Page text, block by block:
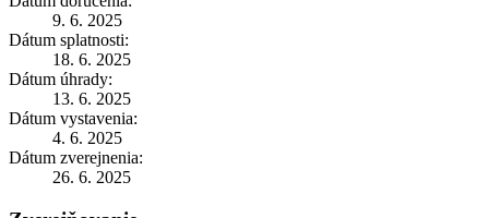
9. 6. 2025
Dátum splatnosti:
18. 6. 2025
Dátum úhrady:
13. 6. 2025
Dátum vystavenia:
4. 6. 2025
Dátum zverejnenia:
26. 6. 2025